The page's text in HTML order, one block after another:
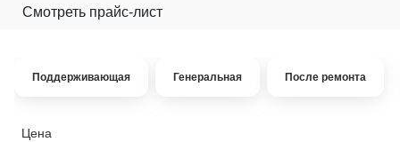
Смотреть прайс-лист
Поддерживающая Генеральная После ремонта
Цена